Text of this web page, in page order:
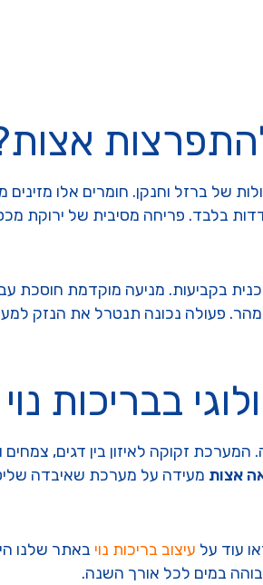
של ברזל וחנקן. חומרים אלו מזינים
בלבד. פריחה מסיבית של ירוקת
בקביעות. מניעה מוקדמת חוסכת
פעולה נכונה תנטרל את הנזק
בבריכות נוי
המערכת זקוקה לאיזון בין דגים,
אצות מעידה על מערכת שאיבדה
עוד על עיצוב בריכות נוי
במים לכל אורך השנה.